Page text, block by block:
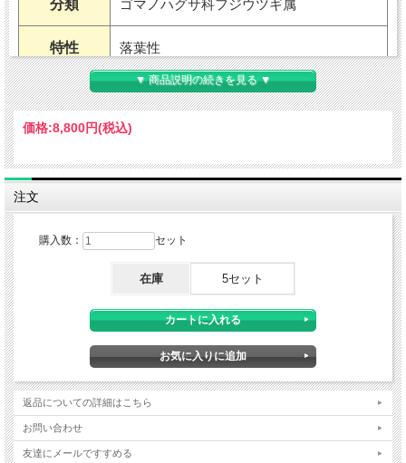
分類 ゴマノハグサ科フジウツギ属
特性 落葉性
用途 地植え・鉢植え（室内不可）
耐暑性 強い
耐寒性 強い
2～3mくらい（環境による）
6～10月
葉色
紫花（芳香あり）・緑葉
植え付け 3～4月
▼ 商品説明の続きを見る ▼
価格:8,800円(税込)
注文
購入数： セット
在庫 5セット
返品についての詳細はこちら
お問い合わせ
友達にメールですすめる